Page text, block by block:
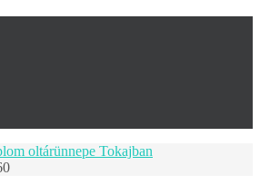
oltárünnepe Tokajban